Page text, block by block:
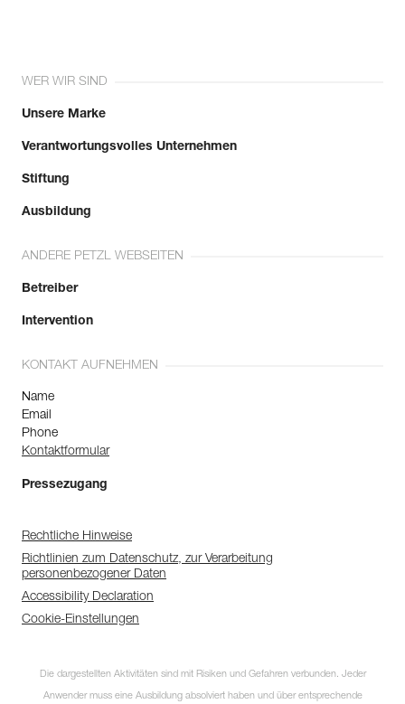
WER WIR SIND
Unsere Marke
Verantwortungsvolles Unternehmen
Stiftung
Ausbildung
ANDERE PETZL WEBSEITEN
Betreiber
Intervention
KONTAKT AUFNEHMEN
Name
Email
Phone
Kontaktformular
Pressezugang
Rechtliche Hinweise
Richtlinien zum Datenschutz, zur Verarbeitung
personenbezogener Daten
Accessibility Declaration
Cookie-Einstellungen
Die dargestellten Aktivitäten sind mit Risiken und Gefahren verbunden. Jeder
Anwender muss eine Ausbildung absolviert haben und über entsprechende